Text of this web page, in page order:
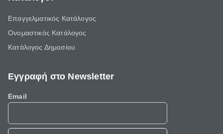
Επαγγελματικός Κατάλογος
Ονομαστικός Κατάλογος
Κατάλογος Δημοσίου
Εγγραφή στο Newsletter
Email